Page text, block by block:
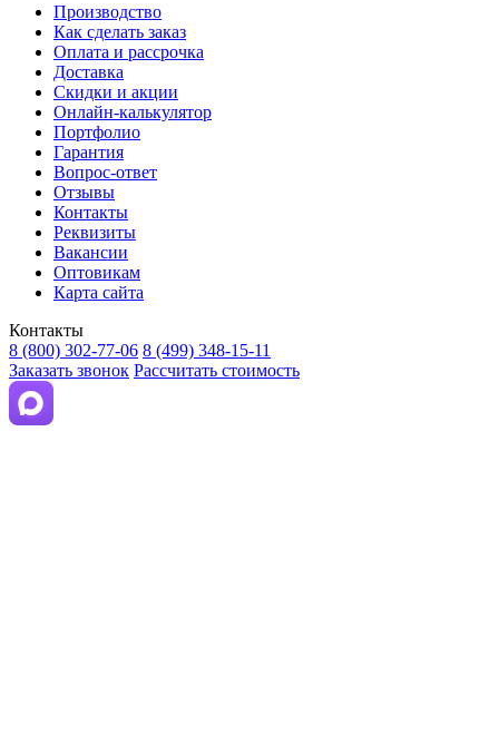
Производство
Как сделать заказ
Оплата и рассрочка
Доставка
Скидки и акции
Онлайн-калькулятор
Портфолио
Гарантия
Вопрос-ответ
Отзывы
Контакты
Реквизиты
Вакансии
Оптовикам
Карта сайта
Контакты
8 (800) 302-77-06 8 (499) 348-15-11
Заказать звонок Рассчитать стоимость